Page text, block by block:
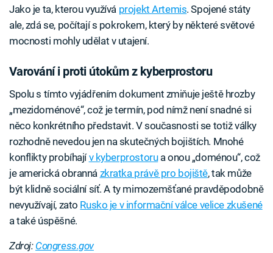
Jako je ta, kterou využívá projekt Artemis. Spojené státy
ale, zdá se, počítají s pokrokem, který by některé světové
mocnosti mohly udělat v utajení.
Varování i proti útokům z kyberprostoru
Spolu s tímto vyjádřením dokument zmiňuje ještě hrozby
„mezidoménové“, což je termín, pod nímž není snadné si
něco konkrétního představit. V současnosti se totiž války
rozhodně nevedou jen na skutečných bojištích. Mnohé
konflikty probíhajív kyberprostorua onou „doménou“, což
je americká obranná zkratka právě pro bojiště, tak může
být klidně sociální síť. A ty mimozemšťané pravděpodobně
nevyužívají, zato Rusko je v informační válce velice zkušené
a také úspěšné.
Zdroj: Congress.gov